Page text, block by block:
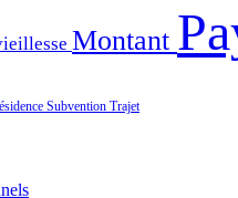
Montant
Subvention Trajet